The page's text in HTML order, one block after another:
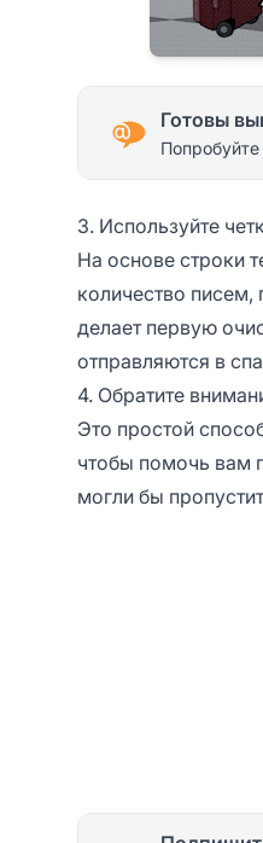
Готовы
3. Используйте
На основе строки
количество писем,
делает первую
отправляются в
4. Обратите
Это простой
чтобы помочь вам
могли бы